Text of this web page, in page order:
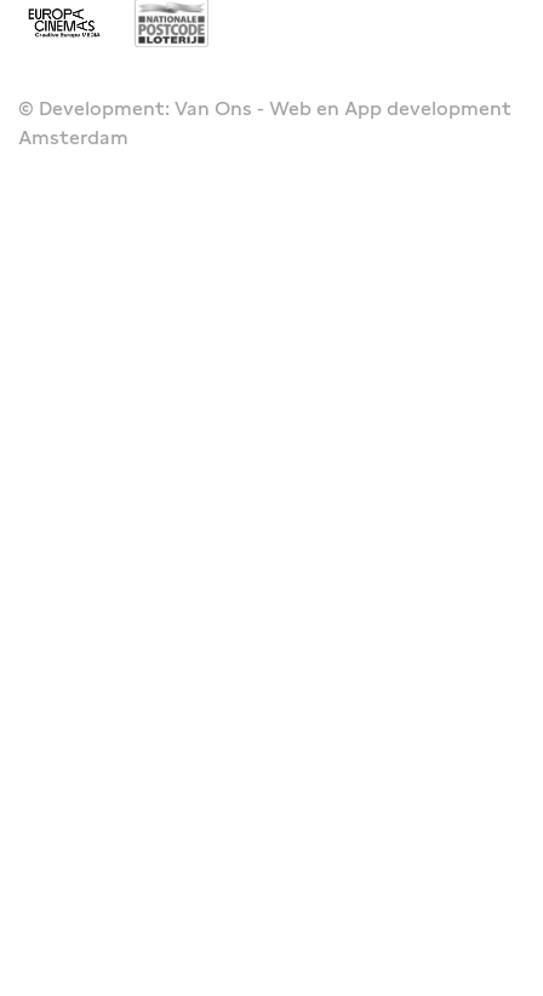
© Development: Van Ons - Web en App development
Amsterdam